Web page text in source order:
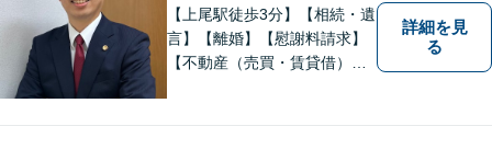
【上尾駅徒歩3分】【相続・遺
言】【離婚】【慰謝料請求】
【不動産（売買・賃貸借）】
詳細を見
る